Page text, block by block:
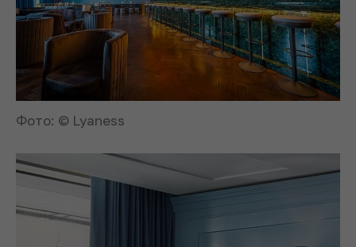
Фото: © Lyaness